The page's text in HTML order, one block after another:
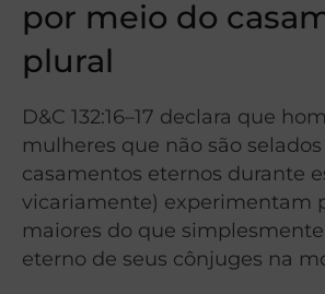
por meio do
plural
D&C 132:16–17 declara que
mulheres que não são
casamentos eternos durante
vicariamente) experimentam
maiores do que
eterno de seus cônjuges na